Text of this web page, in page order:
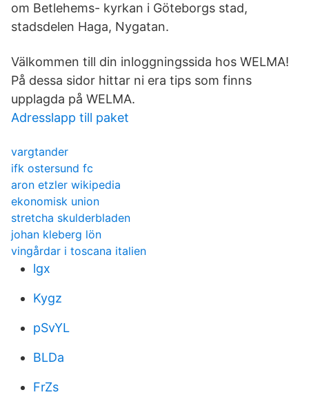
om Betlehems- kyrkan i Göteborgs stad,
stadsdelen Haga, Nygatan.
Välkommen till din inloggningssida hos WELMA!
På dessa sidor hittar ni era tips som finns
upplagda på WELMA.
Adresslapp till paket
vargtander
ifk ostersund fc
aron etzler wikipedia
ekonomisk union
stretcha skulderbladen
johan kleberg lön
vingårdar i toscana italien
lgx
Kygz
pSvYL
BLDa
FrZs